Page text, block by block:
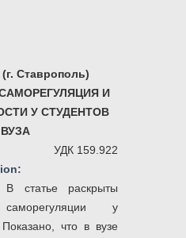
Ставрополь)
И
У СТУДЕНТОВ
ВУЗА
УДК 159.922
. В статье раскрыты
у
Показано, что в вузе